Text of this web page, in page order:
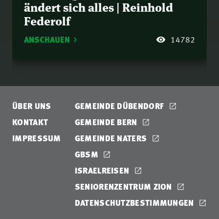
ändert sich alles | Reinhold
Federolf
ANSCHAUEN 14782
ÜBER UNS
KONTAKT
IMPRESSUM
GEMEINDE DÜBENDORF
GEMEINDE BERN
GEMEINDE NATERS
GBSM
ISRAELREISEN
SENIORENZENTRUM ZION
DATENSCHUTZBESTIMMUNGEN